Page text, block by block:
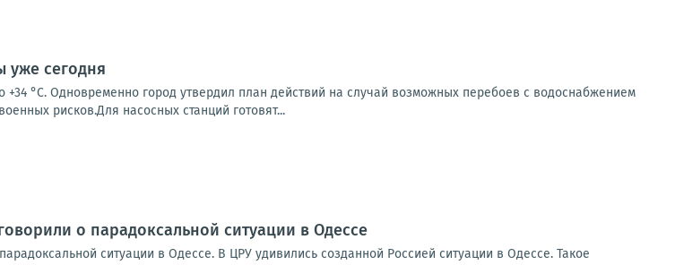
уже сегодня
°C. Одновременно город утвердил план действий на случай возможных перебоев с водоснабжением
рисков.Для насосных станций готовят...
о парадоксальной ситуации в Одессе
ситуации в Одессе. В ЦРУ удивились созданной Россией ситуации в Одессе. Такое